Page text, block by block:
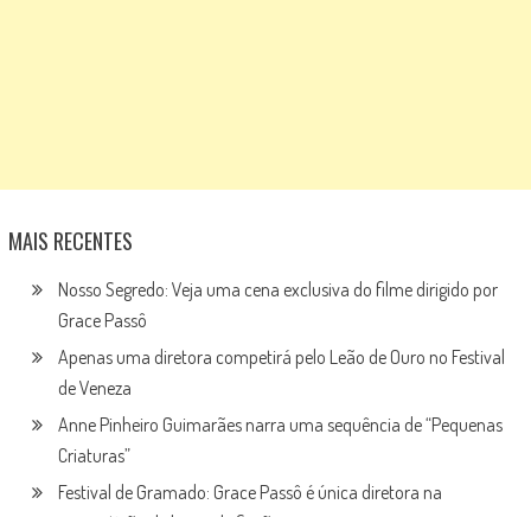
MAIS RECENTES
Nosso Segredo: Veja uma cena exclusiva do filme dirigido por
Grace Passô
Apenas uma diretora competirá pelo Leão de Ouro no Festival
de Veneza
Anne Pinheiro Guimarães narra uma sequência de “Pequenas
Criaturas”
Festival de Gramado: Grace Passô é única diretora na